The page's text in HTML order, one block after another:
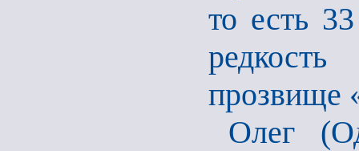
то есть
прозвище
Олег